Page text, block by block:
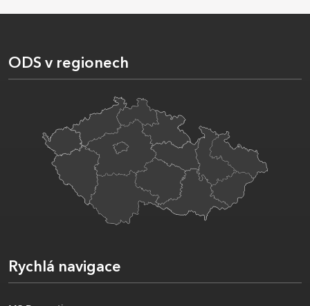
ODS v regionech
Rychlá navigace